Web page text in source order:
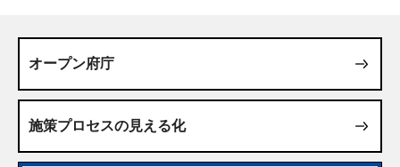
オープン府庁
施策プロセスの見える化